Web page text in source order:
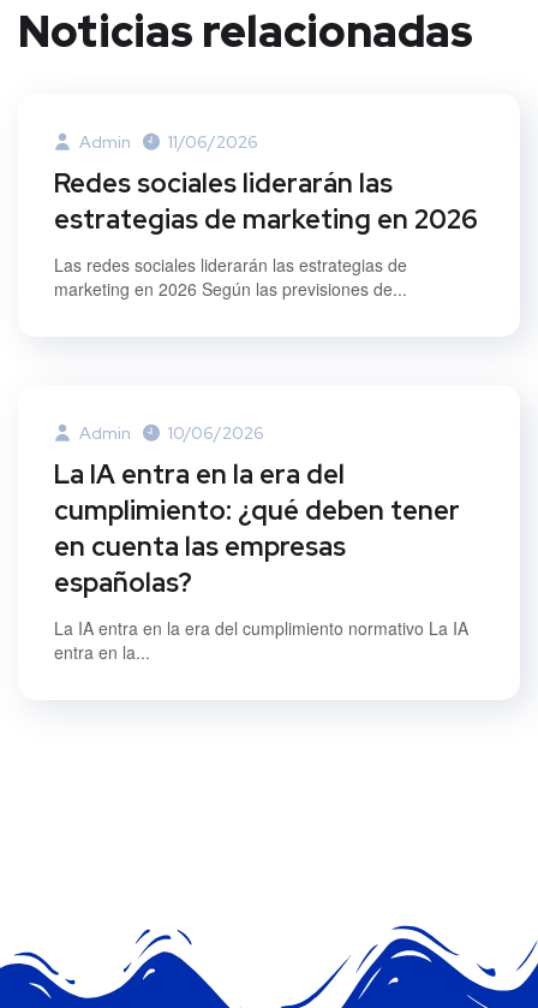
Noticias relacionadas
Admin 11/06/2026
Redes sociales liderarán las
estrategias de marketing en 2026
Las redes sociales liderarán las estrategias de
marketing en 2026 Según las previsiones de...
Admin 10/06/2026
La IA entra en la era del
cumplimiento: ¿qué deben tener
en cuenta las empresas
españolas?
La IA entra en la era del cumplimiento normativo La IA
entra en la...